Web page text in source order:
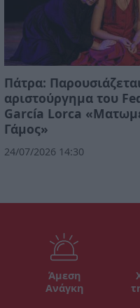
Πάτρα:
αριστούργημα του
García Lorca
Γάμος»
24/07/2026 14:30
Άμεση
Ανάγκη